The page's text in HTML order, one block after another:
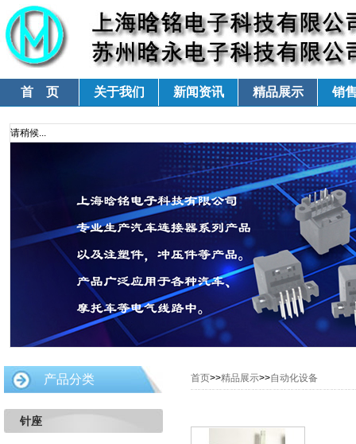
首 页 关于我们 新闻资讯 精品展示 销
请稍候...
产品分类
针座
首页>>精品展示>>自动化设备